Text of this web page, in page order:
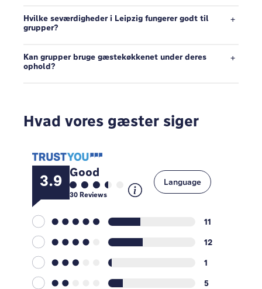
Hvilke seværdigheder i Leipzig fungerer godt til
grupper?
Kan grupper bruge gæstekøkkenet under deres
ophold?
Hvad vores gæster siger
3.9 Good
30Reviews
11
12
1
5
Language